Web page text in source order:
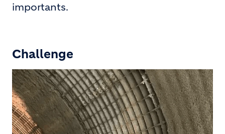
importants.
Challenge